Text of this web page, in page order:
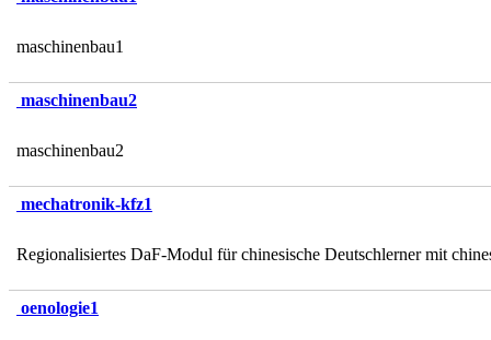
maschinenbau1
maschinenbau2
maschinenbau2
mechatronik-kfz1
Regionalisiertes DaF-Modul für chinesische Deutschlerner mit
oenologie1